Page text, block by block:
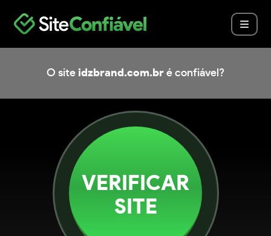
O site idzbrand.com.br é confiável?
VERIFICAR
SITE